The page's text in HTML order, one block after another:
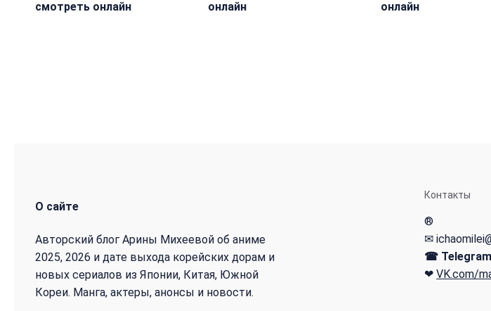
смотреть онлайн
онлайн
онлайн
О сайте
Авторский блог Арины Михеевой об аниме
2025, 2026 и дате выхода корейских дорам и
новых сериалов из Японии, Китая, Южной
Кореи. Манга, актеры, анонсы и новости.
Контакты
®
✉
☎
❤ VK.com/